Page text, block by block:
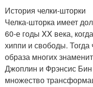
История челки-шторки
Челка-шторка имеет
60-е годы XX века,
хиппи и свободы.
образа многих
Джоплин и Фрэнсис
множество